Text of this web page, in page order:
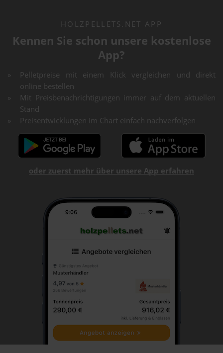
HOLZPELLETS.NET APP
Kennen Sie schon unsere kostenlose
App?
Pelletpreise mit einem Klick vergleichen und direkt
online bestellen
Mit Preisbenachrichtigungen immer auf dem aktuellen
Stand
Preisentwicklungen im Chart einfach nachverfolgen
oder zuerst mehr über unsere App erfahren